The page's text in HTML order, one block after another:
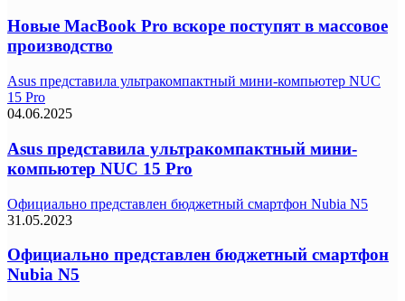
Новые MacBook Pro вскоре поступят в массовое
производство
Asus представила ультракомпактный мини-компьютер NUC
15 Pro
04.06.2025
Asus представила ультракомпактный мини-
компьютер NUC 15 Pro
Официально представлен бюджетный смартфон Nubia N5
31.05.2023
Официально представлен бюджетный смартфон
Nubia N5